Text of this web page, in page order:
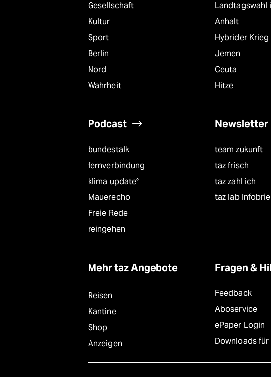
Gesellschaft
Kultur
Sport
Berlin
Nord
Wahrheit
Landtagswahl
Anhalt
Hybrider Krieg
Jemen
Ceuta
Hitze
Podcast
bundestalk
fernverbindung
klima update°
Mauerecho
Freie Rede
reingehen
Newsletter
team zukunft
taz frisch
taz zahl ich
taz lab
Mehr taz Angebote
Reisen
Kantine
Shop
Anzeigen
Fragen &
Feedback
Aboservice
ePaper Login
Downloads